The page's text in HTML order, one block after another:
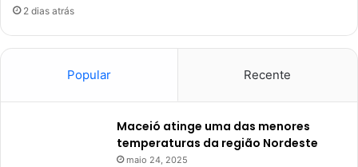
2 dias atrás
Popular Recente
Maceió atinge uma das menores
temperaturas da região Nordeste
maio 24, 2025